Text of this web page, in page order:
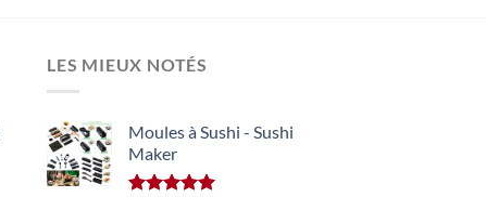
LES MIEUX NOTÉS
Moules à Sushi - Sushi
Maker